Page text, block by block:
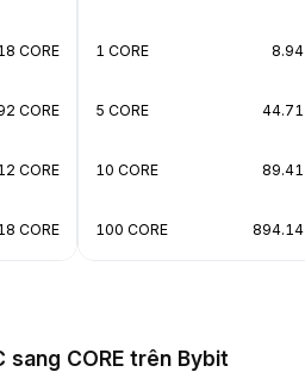
CORE
CORE
CORE
CORE
1 CORE 8.94
5 CORE 44.71
10 CORE 89.41
100 CORE 894.14
sang CORE trên Bybit